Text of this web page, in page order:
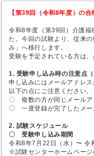
【第39回（令和8年度）の合
令和8年度（第39回）介護福
た。今回の試験より、従来
み」へ移行します。
受験を予定されている方は
1. 受験申し込み時の注意点
申し込みにはメールアドレス
以下の点にご注意ください。
〇 複数の方が同じメールア
〇 一度登録が完了したメー
2. 試験スケジュール
〇 受験申し込み期間
令和8年7月22日（水）〜 令
※試験センターホームページ